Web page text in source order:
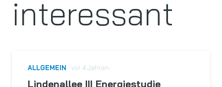
interessant
ALLGEMEIN vor 4 Jahren
Lindenallee III Energiestudie